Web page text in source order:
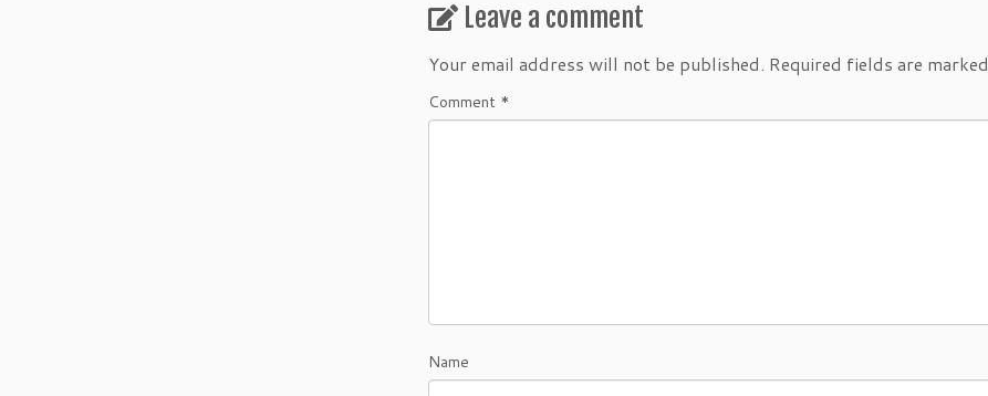
Leave a comment
Your email address will not be published. Required fields are marked
Comment *
Name